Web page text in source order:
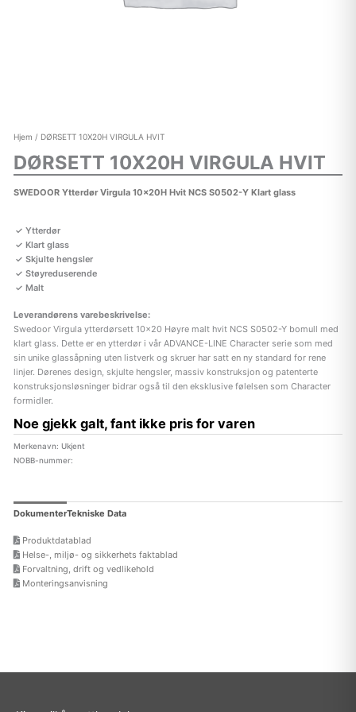
Hjem / DØRSETT 10X20H VIRGULA HVIT
DØRSETT 10X20H VIRGULA HVIT
SWEDOOR Ytterdør Virgula 10x20H Hvit NCS S0502-Y Klart glass
Ytterdør
Klart glass
Skjulte hengsler
Støyreduserende
Malt
Leverandørens varebeskrivelse:
Swedoor Virgula ytterdørsett 10×20 Høyre malt hvit NCS S0502-Y bomull med
klart glass. Dette er en ytterdør i vår ADVANCE-LINE Character serie som med
sin unike glassåpning uten listverk og skruer har satt en ny standard for rene
linjer. Dørenes design, skjulte hengsler, massiv konstruksjon og patenterte
konstruksjonsløsninger bidrar også til den eksklusive følelsen som Character
formidler.
Noe gjekk galt, fant ikke pris for varen
Merkenavn: Ukjent
NOBB-nummer:
DokumenterTekniske Data
Produktdatablad
Helse-, miljø- og sikkerhets faktablad
Forvaltning, drift og vedlikehold
Monteringsanvisning